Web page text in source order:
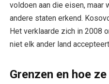
voldoen aan die eisen, maar
andere staten erkend.
Het verklaarde zich in 2008
niet elk ander land
Grenzen en hoe